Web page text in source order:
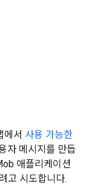
에서 사용 가능한
자 메시지를 만듭
애플리케이션
고 시도합니다.